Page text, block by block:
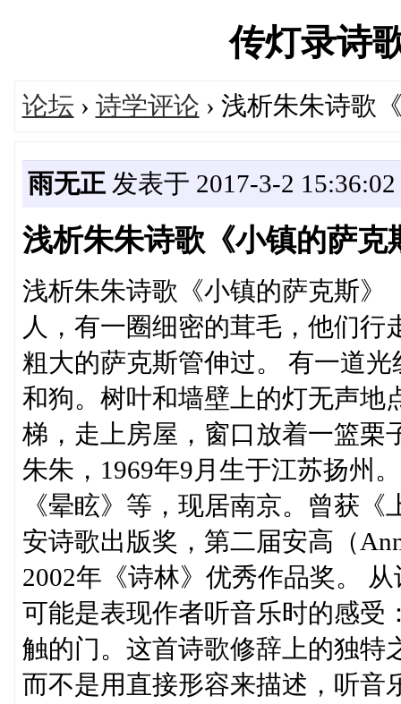
传灯录诗
论坛 › 诗学评论 › 浅析朱朱诗歌
雨无正发表于 2017-3-2 15:36:02
浅析朱朱诗歌《小镇的萨克
浅析朱朱诗歌《小镇的萨克斯》
人，有一圈细密的茸毛，他们
粗大的萨克斯管伸过。 有一道
和狗。树叶和墙壁上的灯无声地
梯，走上房屋，窗口放着一篮栗
朱朱，1969年9月生于江苏扬州
《晕眩》等，现居南京。曾获
安诗歌出版奖，第二届安高（
2002年《诗林》优秀作品奖。
可能是表现作者听音乐时的感受
触的门。这首诗歌修辞上的独特
而不是用直接形容来描述，听音